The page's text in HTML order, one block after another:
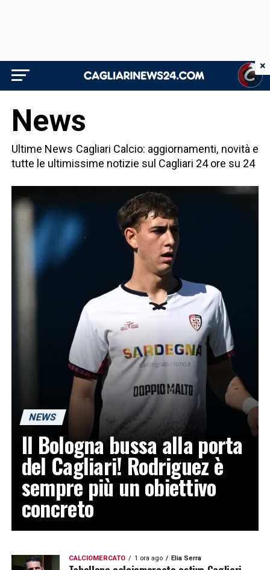
News
Ultime News Cagliari Calcio: aggiornamenti, novità e
tutte le ultimissime notizie sul Cagliari 24 ore su 24
NEWS
Il Bologna bussa alla porta
del Cagliari! Rodriguez è
sempre più un obiettivo
concreto
CALCIOMERCATO 1 ora ago Elia Serra
×